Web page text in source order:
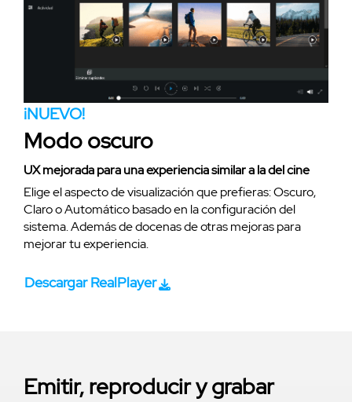
¡NUEVO!
Modo oscuro
UX mejorada para una experiencia similar a la del cine
Elige el aspecto de visualización que prefieras: Oscuro,
Claro o Automático basado en la configuración del
sistema. Además de docenas de otras mejoras para
mejorar tu experiencia.
Descargar RealPlayer
Emitir, reproducir y grabar